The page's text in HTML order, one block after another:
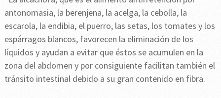
antonomasia, la berenjena, la acelga, la cebolla, la
escarola, la endibia, el puerro, las setas, los tomates y los
espárragos blancos, favorecen la eliminación de los
líquidos y ayudan a evitar que éstos se acumulen en la
zona del abdomen y por consiguiente facilitan también el
tránsito intestinal debido a su gran contenido en fibra.